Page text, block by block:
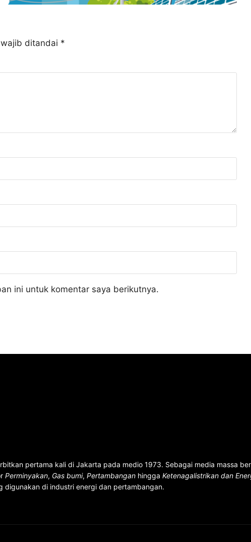
ditandai *
ini untuk komentar saya berikutnya.
pertama kali di Jakarta pada medio 1973. Sebagai media massa
Perminyakan, Gas bumi, Pertambangan hingga Ketenagalistrikan dan
digunakan di industri energi dan pertambangan.